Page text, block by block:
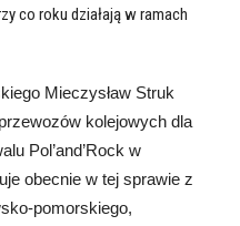
co roku działają w ramach
Mieczysław Struk
kolejowych dla
Pol’and’Rock w
obecnie w tej sprawie z
pomorskiego,